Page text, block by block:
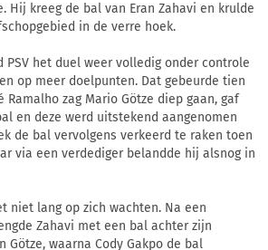
Hij kreeg de bal van Eran Zahavi en krulde
in de verre hoek.
PSV het duel weer volledig onder controle
op meer doelpunten. Dat gebeurde tien
zag Mario Götze diep gaan, gaf
en deze werd uitstekend aangenomen
de bal vervolgens verkeerd te raken toen
via een verdediger belandde hij alsnog in
niet lang op zich wachten. Na een
Zahavi met een bal achter zijn
Götze, waarna Cody Gakpo de bal